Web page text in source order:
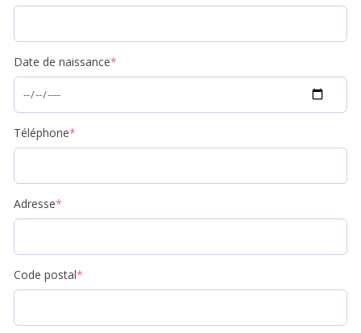
Date de naissance*
Téléphone*
Adresse*
Code postal*